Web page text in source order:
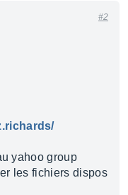
#2
yahoo group
les fichiers dispos